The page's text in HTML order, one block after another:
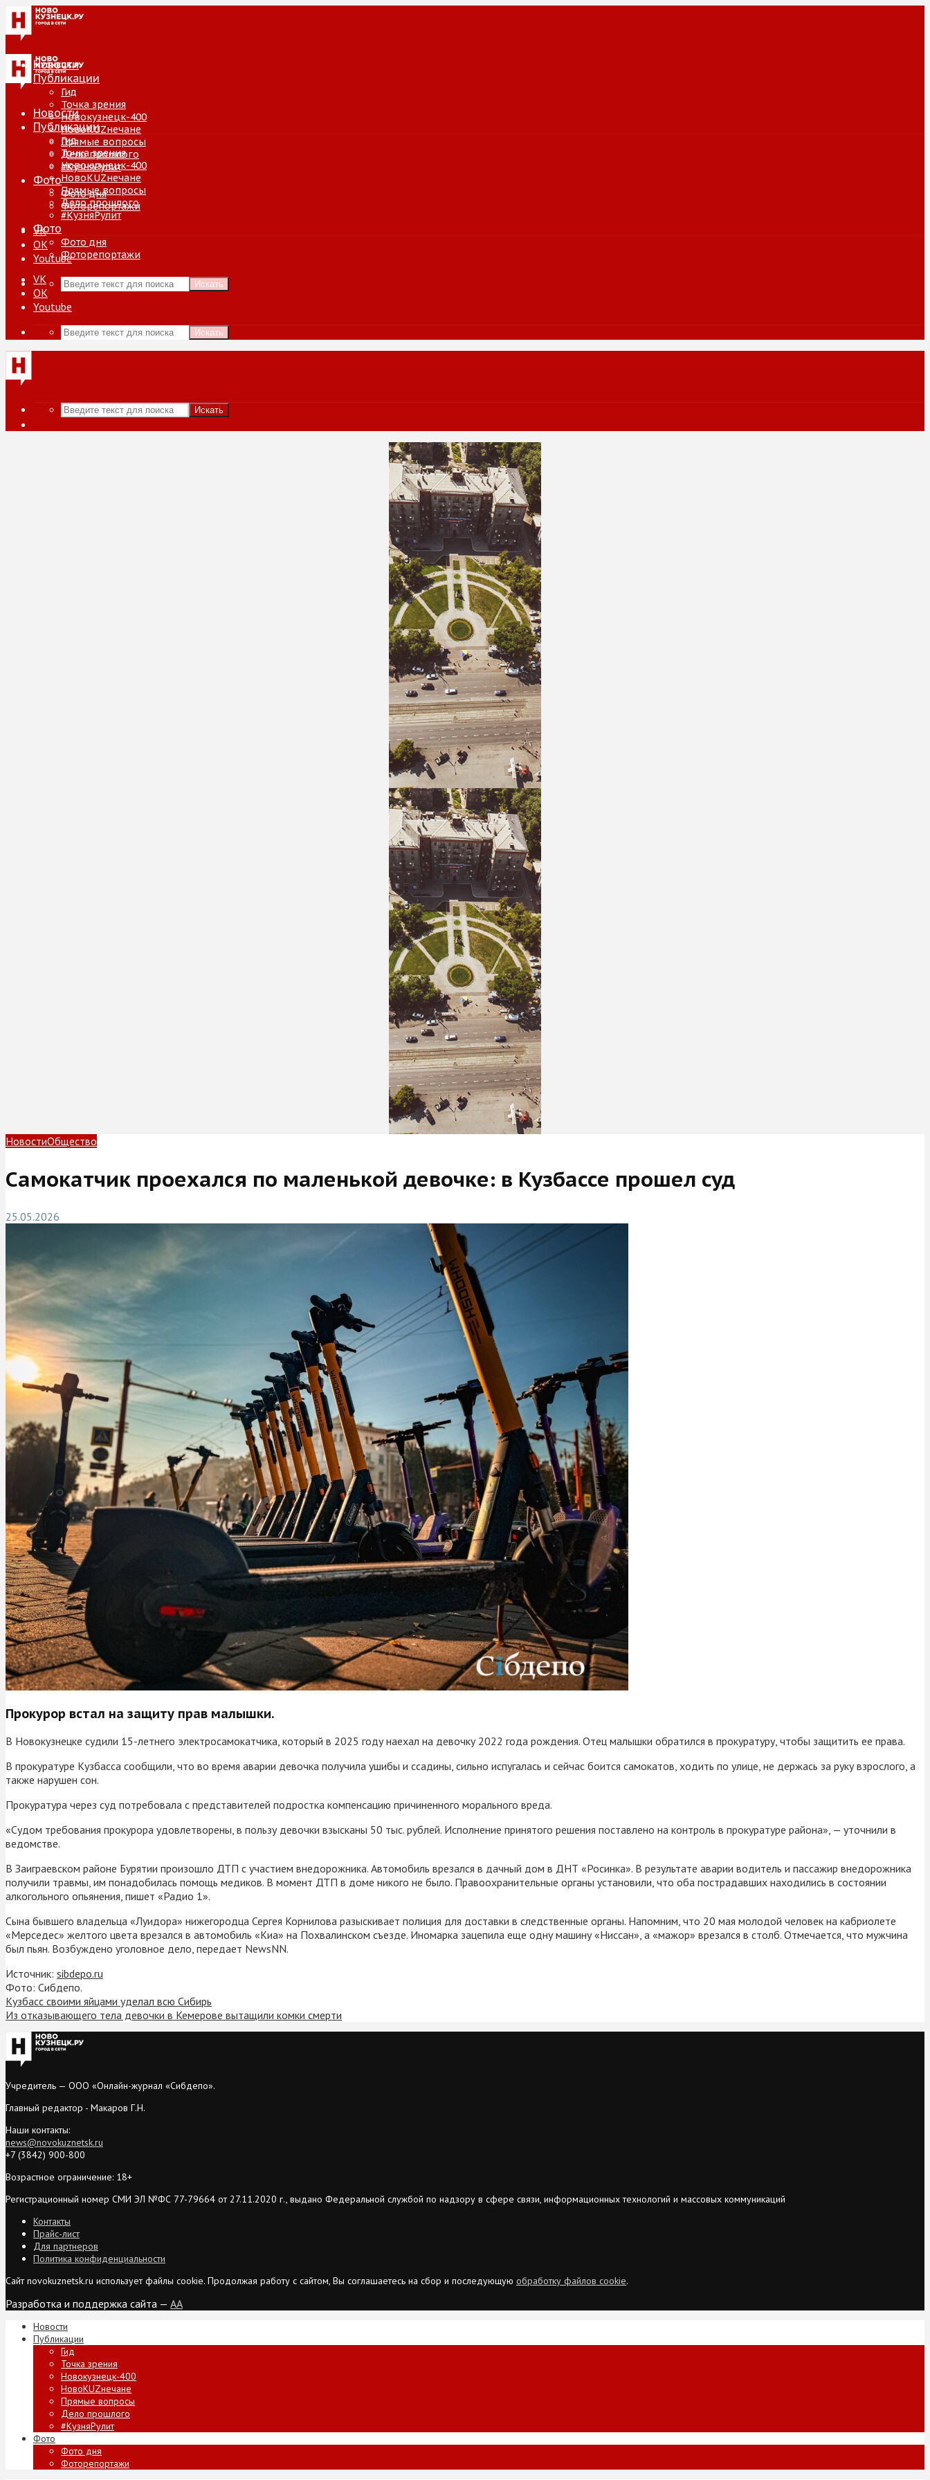
Новости
Публикации
Гид
Точка зрения
Новокузнецк-400
НовоKUZнечане
Прямые вопросы
Дело прошлого
#КузняРулит
Фото
Фото дня
Фоторепортажи
VK
ОК
Youtube
Искать
Новости
Публикации
Гид
Точка зрения
Новокузнецк-400
НовоKUZнечане
Прямые вопросы
Дело прошлого
#КузняРулит
Фото
Фото дня
Фоторепортажи
VK
ОК
Youtube
Искать
Искать
НовостиОбщество
Самокатчик проехался по маленькой девочке: в Кузбассе прошел суд
25.05.2026
Прокурор встал на защиту прав малышки.
В Новокузнецке судили 15-летнего электросамокатчика, который в 2025 году наехал на девочку 2022 года рождения. Отец малышки обратился в прокуратуру, чтобы защитить ее права.
В прокуратуре Кузбасса сообщили, что во время аварии девочка получила ушибы и ссадины, сильно испугалась и сейчас боится самокатов, ходить по улице, не держась за руку взрослого, а
также нарушен сон.
Прокуратура через суд потребовала с представителей подростка компенсацию причиненного морального вреда.
«Судом требования прокурора удовлетворены, в пользу девочки взысканы 50 тыс. рублей. Исполнение принятого решения поставлено на контроль в прокуратуре района», — уточнили в
ведомстве.
В Заиграевском районе Бурятии произошло ДТП с участием внедорожника. Автомобиль врезался в дачный дом в ДНТ «Росинка». В результате аварии водитель и пассажир внедорожника
получили травмы, им понадобилась помощь медиков. В момент ДТП в доме никого не было. Правоохранительные органы установили, что оба пострадавших находились в состоянии
алкогольного опьянения, пишет «Радио 1».
Сына бывшего владельца «Луидора» нижегородца Сергея Корнилова разыскивает полиция для доставки в следственные органы. Напомним, что 20 мая молодой человек на кабриолете
«Мерседес» желтого цвета врезался в автомобиль «Киа» на Похвалинском съезде. Иномарка зацепила еще одну машину «Ниссан», а «мажор» врезался в столб. Отмечается, что мужчина
был пьян. Возбуждено уголовное дело, передает NewsNN.
Источник: sibdepo.ru
Фото: Сибдепо.
Кузбасс своими яйцами уделал всю Сибирь
Из отказывающего тела девочки в Кемерове вытащили комки смерти
Учредитель — ООО «Онлайн-журнал «Сибдепо».
Главный редактор - Макаров Г.Н.
Наши контакты:
news@novokuznetsk.ru
+7 (3842) 900-800
Возрастное ограничение: 18+
Регистрационный номер СМИ ЭЛ №ФС 77-79664 от 27.11.2020 г., выдано Федеральной службой по надзору в сфере связи, информационных технологий и массовых коммуникаций
Контакты
Прайс-лист
Для партнеров
Политика конфиденциальности
Сайт novokuznetsk.ru использует файлы cookie. Продолжая работу с сайтом, Вы соглашаетесь на сбор и последующую обработку файлов cookie.
Разработка и поддержка сайта — AA
Новости
Публикации
Гид
Точка зрения
Новокузнецк-400
НовоKUZнечане
Прямые вопросы
Дело прошлого
#КузняРулит
Фото
Фото дня
Фоторепортажи